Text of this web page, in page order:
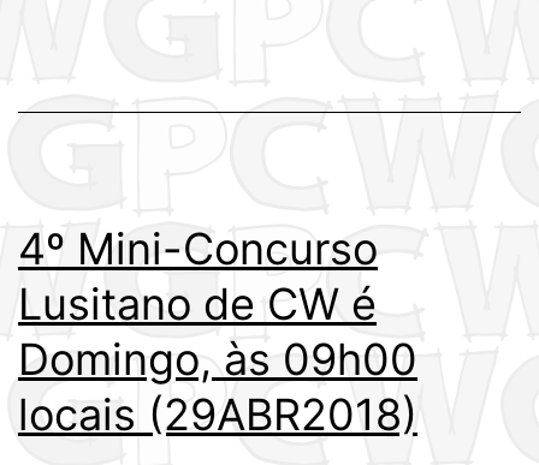
4º Mini-Concurso
Lusitano de CW é
Domingo, às 09h00
locais (29ABR2018)